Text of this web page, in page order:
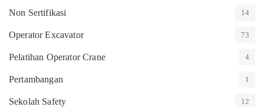
Non Sertifikasi 14
Operator Excavator 73
Pelatihan Operator Crane 4
Pertambangan 1
Sekolah Safety 12